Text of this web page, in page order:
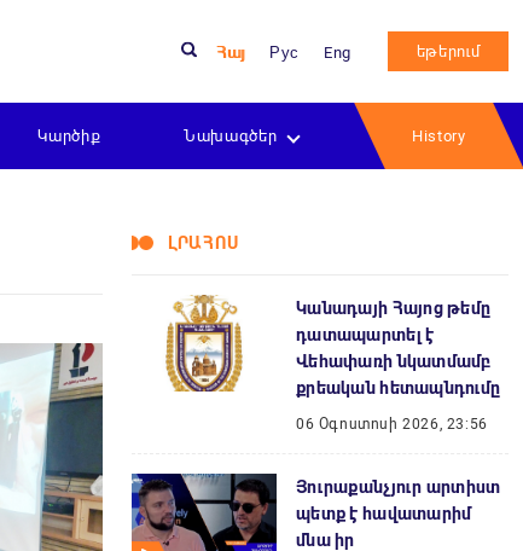
Հայ Рус Eng եթերում
Կարծիք Նախագծեր History
ԼՐԱՀՈՍ
Կանադայի Հայոց թեմը
դատապարտել է
Վեհափառի նկատմամբ
քրեական հետապնդումը
06 Օգոստոսի 2026, 23:56
Յուրաքանչյուր արտիստ
պետք է հավատարիմ
մնա իր